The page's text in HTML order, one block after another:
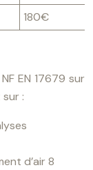
180€
EN 17679 sur
:
d’air 8